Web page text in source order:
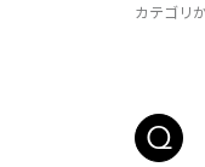
カテゴリ